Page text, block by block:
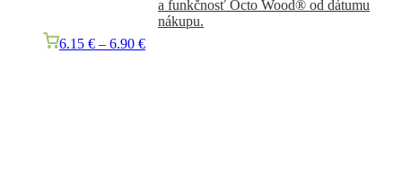
a funkčnosť Octo Wood® od dátumu
nákupu.
6.15 € – 6.90 €